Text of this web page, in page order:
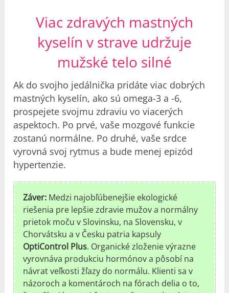
Viac zdravých mastných
kyselín v strave udržuje
mužské telo silné
Ak do svojho jedálnička pridáte viac dobrých
mastných kyselín, ako sú omega-3 a -6,
prospejete svojmu zdraviu vo viacerých
aspektoch. Po prvé, vaše mozgové funkcie
zostanú normálne. Po druhé, vaše srdce
vyrovná svoj rytmus a bude menej epizód
hypertenzie.
Záver: Medzi najobľúbenejšie ekologické
riešenia pre lepšie zdravie mužov a normálny
prietok moču v Slovinsku, na Slovensku, v
Chorvátsku a v Česku patria kapsuly
OptiControl Plus. Organické zloženie výrazne
vyrovnáva produkciu hormónov a pôsobí na
návrat veľkosti žľazy do normálu. Klienti sa v
názoroch a komentároch na fórach delia o to,